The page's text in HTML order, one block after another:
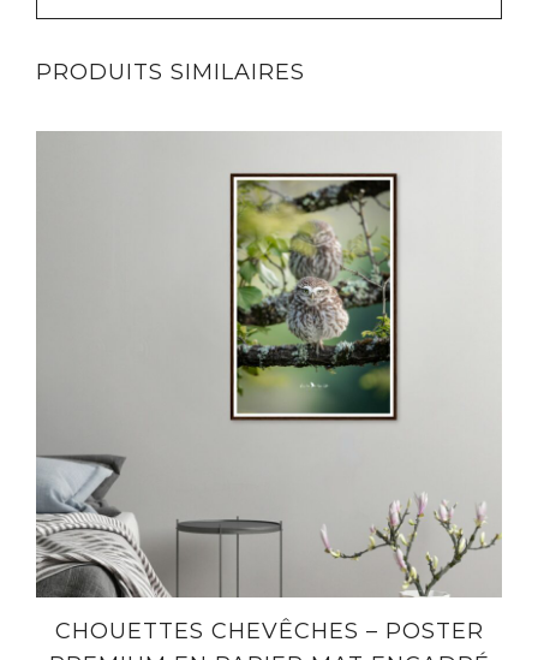
PRODUITS SIMILAIRES
CHOUETTES CHEVÊCHES – POSTER